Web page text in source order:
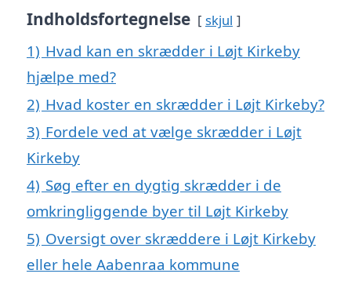
Indholdsfortegnelse skjul
1) Hvad kan en skrædder i Løjt Kirkeby
hjælpe med?
2) Hvad koster en skrædder i Løjt Kirkeby?
3) Fordele ved at vælge skrædder i Løjt
Kirkeby
4) Søg efter en dygtig skrædder i de
omkringliggende byer til Løjt Kirkeby
5) Oversigt over skræddere i Løjt Kirkeby
eller hele Aabenraa kommune